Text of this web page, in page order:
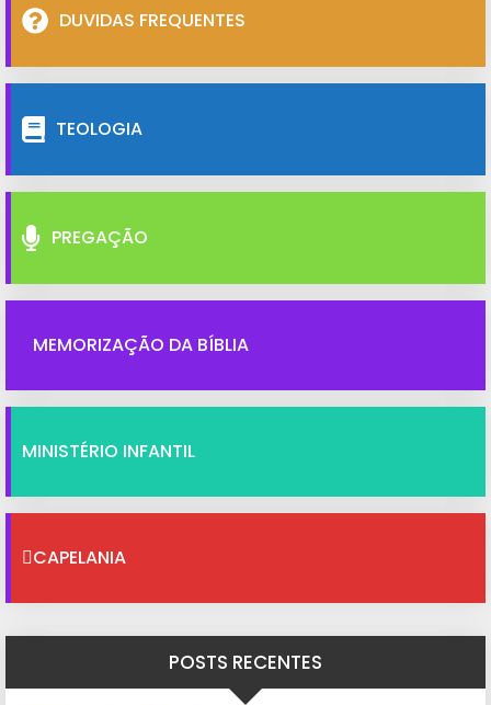
DUVIDAS FREQUENTES
TEOLOGIA
PREGAÇÃO
MEMORIZAÇÃO DA BÍBLIA
MINISTÉRIO INFANTIL
CAPELANIA
POSTS RECENTES